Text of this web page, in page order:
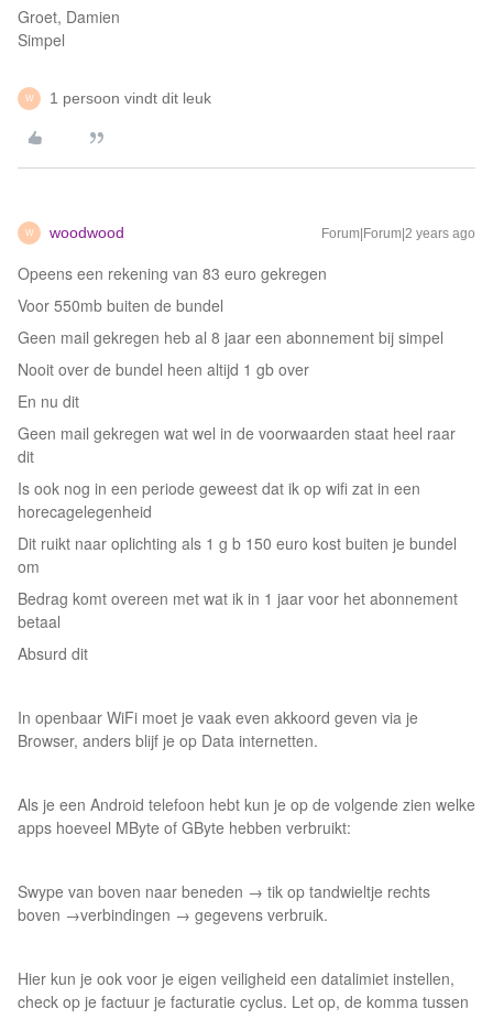
Groet, Damien
Simpel
W 1 persoon vindt dit leuk
W woodwood Forum|Forum|2 years ago
Opeens een rekening van 83 euro gekregen
Voor 550mb buiten de bundel
Geen mail gekregen heb al 8 jaar een abonnement bij simpel
Nooit over de bundel heen altijd 1 gb over
En nu dit
Geen mail gekregen wat wel in de voorwaarden staat heel raar
dit
Is ook nog in een periode geweest dat ik op wifi zat in een
horecagelegenheid
Dit ruikt naar oplichting als 1 g b 150 euro kost buiten je bundel
om
Bedrag komt overeen met wat ik in 1 jaar voor het abonnement
betaal
Absurd dit
In openbaar WiFi moet je vaak even akkoord geven via je
Browser, anders blijf je op Data internetten.
Als je een Android telefoon hebt kun je op de volgende zien welke
apps hoeveel MByte of GByte hebben verbruikt:
Swype van boven naar beneden → tik op tandwieltje rechts
boven →verbindingen → gegevens verbruik.
Hier kun je ook voor je eigen veiligheid een datalimiet instellen,
check op je factuur je facturatie cyclus. Let op, de komma tussen